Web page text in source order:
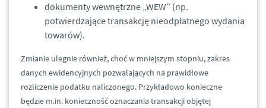
dokumenty wewnętrzne „WEW” (np.
potwierdzające transakcję nieodpłatnego wydania
towarów).
Zmianie ulegnie również, choć w mniejszym stopniu, zakres
danych ewidencyjnych pozwalających na prawidłowe
rozliczenie podatku naliczonego. Przykładowo konieczne
będzie m.in. konieczność oznaczania transakcji objętej